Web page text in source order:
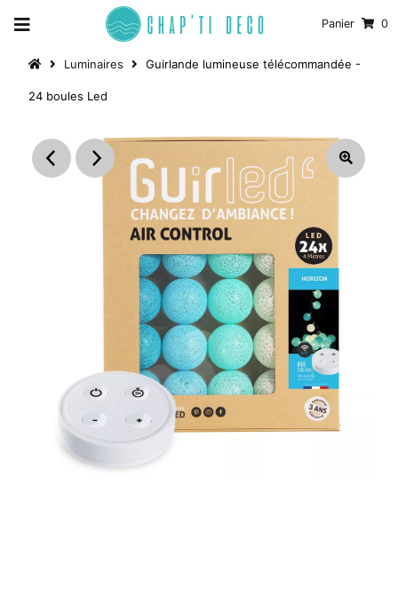
Panier 0
Luminaires Guirlande lumineuse télécommandée -
24 boules Led